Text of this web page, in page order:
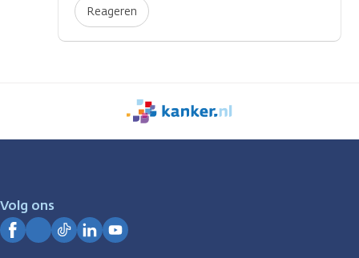
Reageren
We
zijn
Volg ons